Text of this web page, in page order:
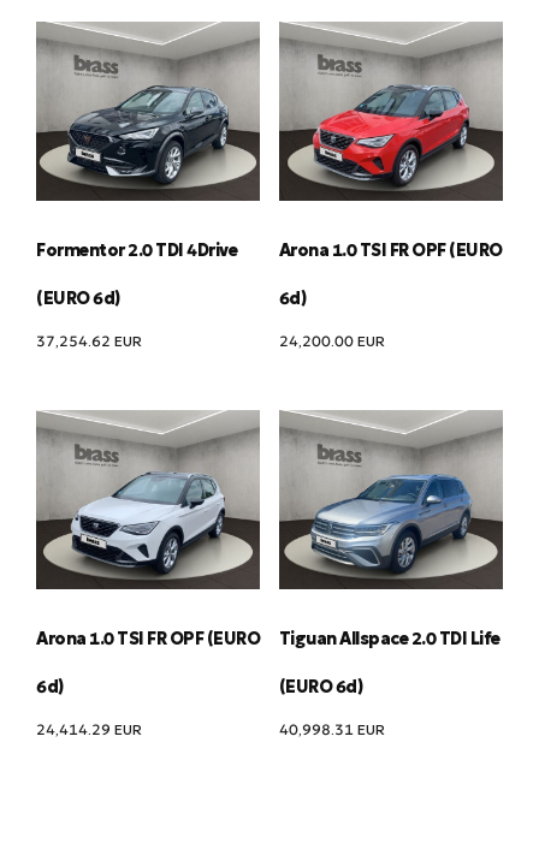
Formentor 2.0 TDI 4Drive
(EURO 6d)
37,254.62 EUR
Arona 1.0 TSI FR OPF (EURO
6d)
24,200.00 EUR
Arona 1.0 TSI FR OPF (EURO
6d)
24,414.29 EUR
Tiguan Allspace 2.0 TDI Life
(EURO 6d)
40,998.31 EUR